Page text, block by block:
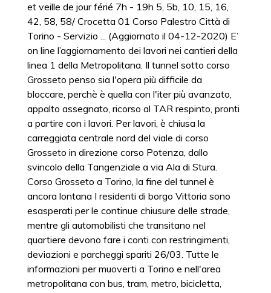
et veille de jour férié 7h - 19h 5, 5b, 10, 15, 16,
42, 58, 58/ Crocetta 01 Corso Palestro Città di
Torino - Servizio ... (Aggiornato il 04-12-2020) E’
on line l’aggiornamento dei lavori nei cantieri della
linea 1 della Metropolitana. Il tunnel sotto corso
Grosseto penso sia l'opera più difficile da
bloccare, perchè è quella con l'iter più avanzato,
appalto assegnato, ricorso al TAR respinto, pronti
a partire con i lavori. Per lavori, è chiusa la
carreggiata centrale nord del viale di corso
Grosseto in direzione corso Potenza, dallo
svincolo della Tangenziale a via Ala di Stura.
Corso Grosseto a Torino, la fine del tunnel è
ancora lontana I residenti di borgo Vittoria sono
esasperati per le continue chiusure delle strade,
mentre gli automobilisti che transitano nel
quartiere devono fare i conti con restringimenti,
deviazioni e parcheggi spariti 26/03. Tutte le
informazioni per muoverti a Torino e nell'area
metropolitana con bus, tram, metro, bicicletta,